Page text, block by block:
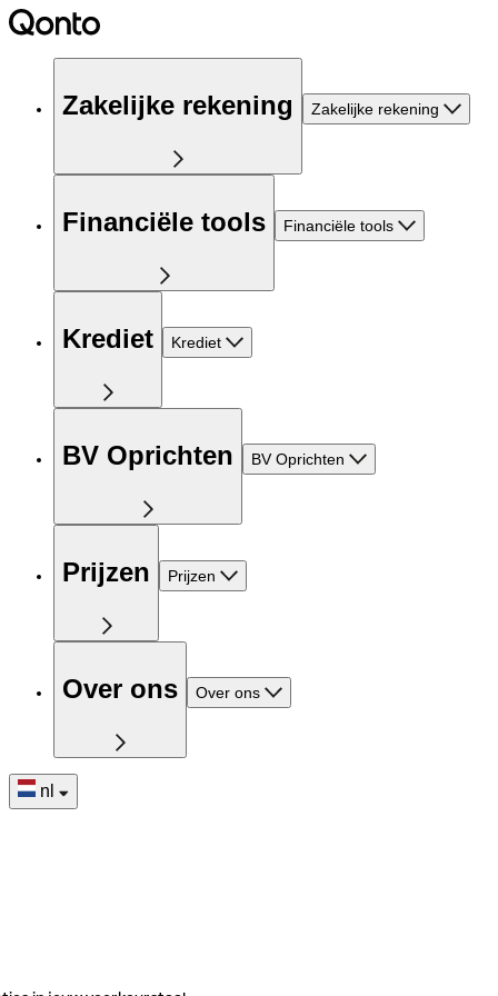
Zakelijke rekening Zakelijke rekening
Financiële tools Financiële tools
Krediet Krediet
BV Oprichten BV Oprichten
Prijzen Prijzen
Over ons Over ons
nl